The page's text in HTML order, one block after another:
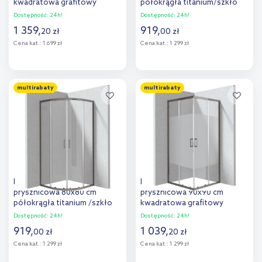
kwadratowa grafitowy
mat/szkło ze wzorem pas
Dostępność: 24h!
1 359,20 zł
Cena kat.: 1 699 zł
Dodaj do
porównania
półokrągła titanium/szkło
przezroczyste KYP_D099P
Dostępność: 24h!
919,00 zł
Cena kat.: 1 299 zł
Dodaj do
porównania
multirabaty
Deante Funkia Evo kabina
prysznicowa 80x80 cm
półokrągła titanium /szkło
przezroczyste KYP_D088P
Dostępność: 24h!
919,00 zł
Cena kat.: 1 299 zł
multirabaty
Deante Funkia Evo kabina
prysznicowa 90x90 cm
kwadratowa grafitowy
mat/szkło ze wzorem pas
Dostępność: 24h!
1 039,20 zł
Cena kat.: 1 299 zł